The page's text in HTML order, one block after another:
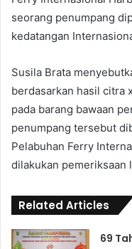
seorang penumpang
kedatangan
Susila Brata
berdasarkan hasil citra
pada barang bawaan
penumpang tersebut
Pelabuhan Ferry
dilakukan pemeriksaan
Related Articles
69